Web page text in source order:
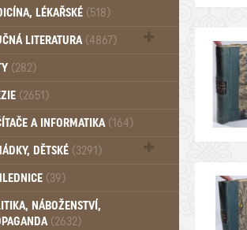
LÉKAŘSKÉ (518)
LITERATURA (4867)
a zdraví životní styl (510)
(282)
(2651)
A INFORMATIKA (164)
DĚTSKÉ (3291)
děti a mládež (2887)
Dětské - Od roku 1949 (257)
(39)
NÁBOŽENSTVÍ,
(2632)